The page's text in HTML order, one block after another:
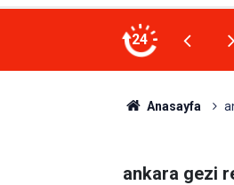
24
2026! Bayram Primi, Erzak
Anasayfa
ankara gezi